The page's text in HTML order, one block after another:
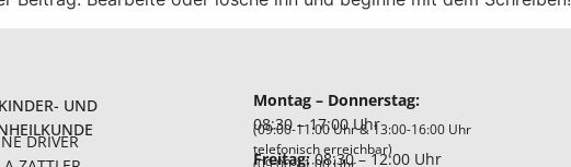
UND
DRIVER
Montag – Donnerstag:
08:30 – 17:00 Uhr
(09:00-11:00 Uhr & 13:00-16:00 Uhr
telefonisch erreichbar)
Freitag:08:30 – 12:00 Uhr